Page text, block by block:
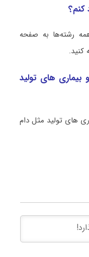
کنم؟
رشته‌ها به صفحه
کنید.
بیماری های تولید
های تولید مثل دام